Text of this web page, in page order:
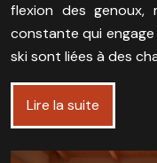
flexion des genoux,
constante qui engage
ski sont liées à des
Lire la suite